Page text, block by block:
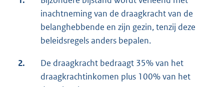
inachtneming van de draagkracht van de
belanghebbende en zijn gezin, tenzij deze
beleidsregels anders bepalen.
2.
De draagkracht bedraagt 35% van het
draagkrachtinkomen plus 100% van het